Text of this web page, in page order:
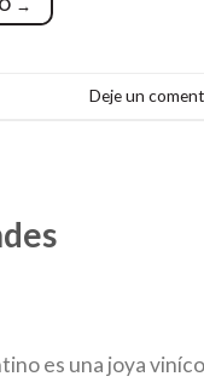
→
Deje un
es una joya